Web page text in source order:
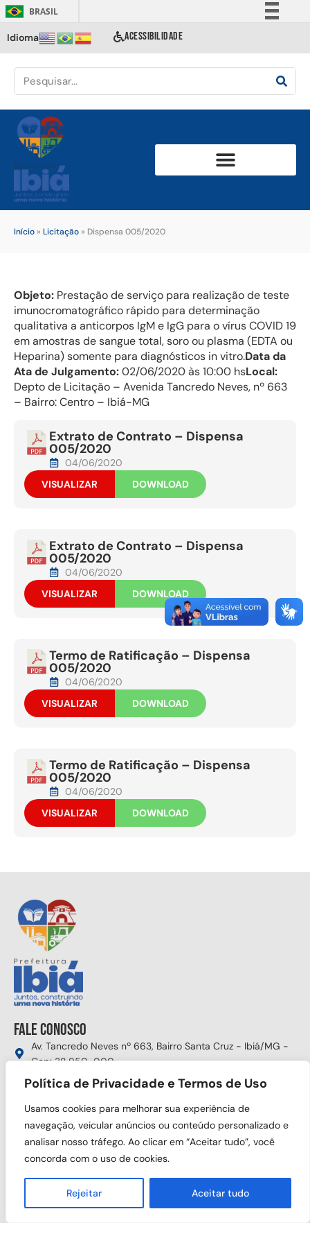
Política de Privacidade e Termos de Uso
Usamos cookies para melhorar sua experiência de
navegação, veicular anúncios ou conteúdo personalizado e
analisar nosso tráfego. Ao clicar em “Aceitar tudo”, você
concorda com o uso de cookies.
Rejeitar Aceitar tudo
BRASIL
Comunica BR
Acesso à informação
Idioma ACESSIBILIDADE
Início » Licitação » Dispensa 005/2020
Objeto: Prestação de serviço para realização de teste
imunocromatográfico rápido para determinação
qualitativa a anticorpos IgM e IgG para o vírus COVID 19
em amostras de sangue total, soro ou plasma (EDTA ou
Heparina) somente para diagnósticos in vitro.Data da
Ata de Julgamento:02/06/2020 às 10:00 hsLocal:
Depto de Licitação – Avenida Tancredo Neves, nº 663
– Bairro: Centro – Ibiá-MG
Extrato de Contrato – Dispensa
005/2020
04/06/2020
VISUALIZAR
DOWNLOAD
Extrato de Contrato – Dispensa
005/2020
04/06/2020
VISUALIZAR
DOWNLOAD
Termo de Ratificação – Dispensa
005/2020
04/06/2020
VISUALIZAR
DOWNLOAD
Termo de Ratificação – Dispensa
005/2020
04/06/2020
VISUALIZAR
DOWNLOAD
Fale conosco
Av. Tancredo Neves nº 663, Bairro Santa Cruz - Ibiá/MG -
Cep: 38.950-000
(34) 3631-5750
Segunda à sexta das 8:00h às 17:30h
Siga nas redes sociais